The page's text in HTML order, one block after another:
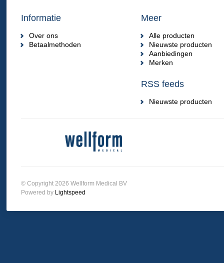
Informatie
Over ons
Betaalmethoden
Meer
Alle producten
Nieuwste producten
Aanbiedingen
Merken
RSS feeds
Nieuwste producten
© Copyright 2026 Wellform Medical BV
Powered by Lightspeed